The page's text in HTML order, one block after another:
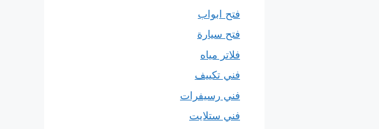
فتح ابواب
فتح سيارة
فلاتر مياه
فني تكييف
فني رسيفرات
فني ستلايت